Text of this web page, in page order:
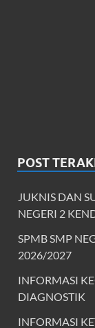
POST
JUKNIS DAN
NEGERI 2
SPMB SMP
2026/2027
INFORMASI
DIAGNOSTIK
INFORMASI